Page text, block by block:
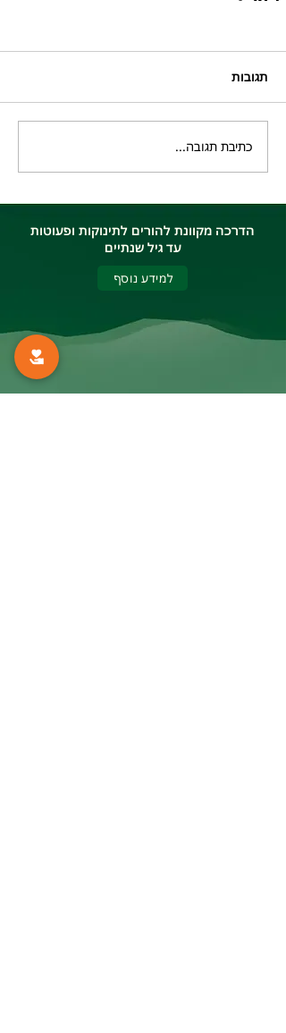
תגובות
כתיבת תגובה...
הדרכה מקוונת להורים לתינוקות ופעוטות
עד גיל שנתיים
למידע נוסף